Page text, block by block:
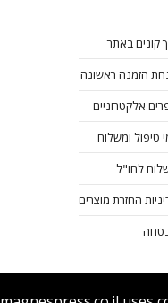
קונים באתר
הזמנה ראשונה
אלקטרוניים
טיפול ומשלוח
לחו"ל
החזרת מוצרים